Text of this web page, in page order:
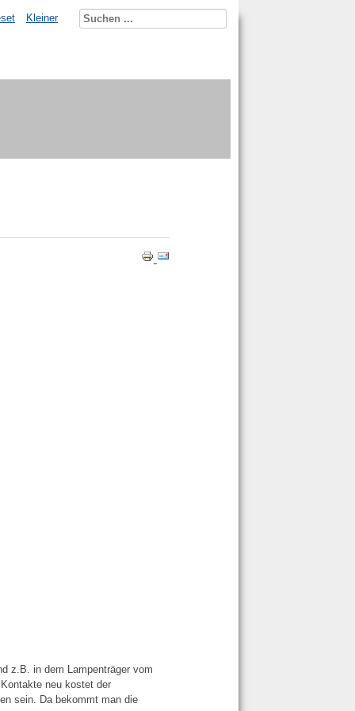
Kleiner
z.B. in dem Lampenträger vom
neu kostet der
sein. Da bekommt man die